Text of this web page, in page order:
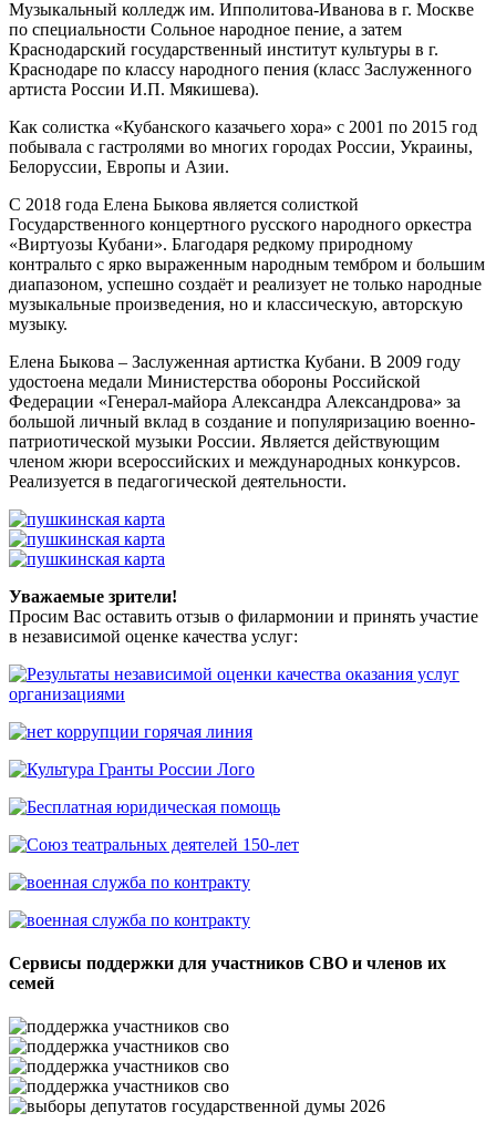
Музыкальный колледж им. Ипполитова-Иванова в г. Москве
по специальности Сольное народное пение, а затем
Краснодарский государственный институт культуры в г.
Краснодаре по классу народного пения (класс Заслуженного
артиста России И.П. Мякишева).
Как солистка «Кубанского казачьего хора» с 2001 по 2015 год
побывала с гастролями во многих городах России, Украины,
Белоруссии, Европы и Азии.
С 2018 года Елена Быкова является солисткой
Государственного концертного русского народного оркестра
«Виртуозы Кубани». Благодаря редкому природному
контральто с ярко выраженным народным тембром и большим
диапазоном, успешно создаёт и реализует не только народные
музыкальные произведения, но и классическую, авторскую
музыку.
Елена Быкова – Заслуженная артистка Кубани. В 2009 году
удостоена медали Министерства обороны Российской
Федерации «Генерал-майора Александра Александрова» за
большой личный вклад в создание и популяризацию военно-
патриотической музыки России. Является действующим
членом жюри всероссийских и международных конкурсов.
Реализуется в педагогической деятельности.
Уважаемые зрители!
Просим Вас оставить отзыв о филармонии и принять участие
в независимой оценке качества услуг:
Сервисы поддержки для участников СВО и членов их
семей